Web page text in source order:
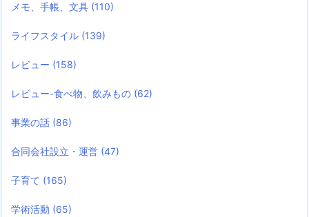
メモ、手帳、文具 (110)
ライフスタイル (139)
レビュー (158)
レビュー-食べ物、飲みもの (62)
事業の話 (86)
合同会社設立・運営 (47)
子育て (165)
学術活動 (65)